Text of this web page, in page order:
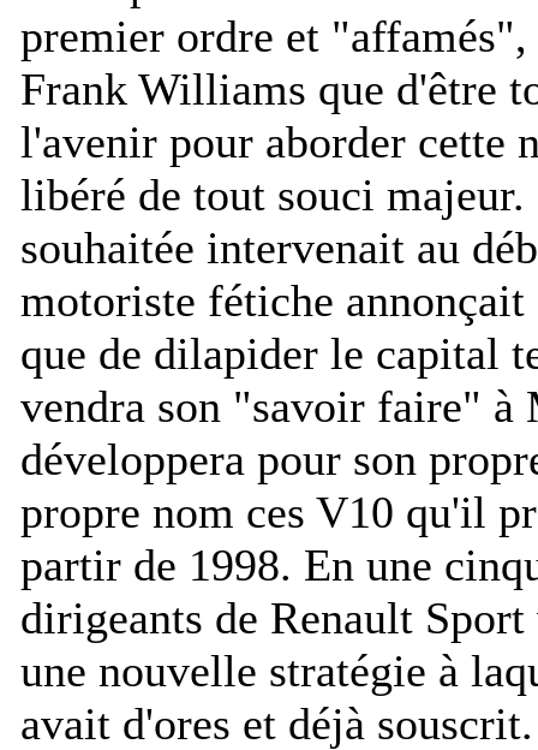
premier ordre et
Frank Williams que d'être
l'avenir pour aborder cette
libéré de tout souci
souhaitée intervenait au
motoriste fétiche
que de dilapider le capital
vendra son "savoir faire" à
développera pour son
propre nom ces V10 qu'il
partir de 1998. En une
dirigeants de Renault
une nouvelle stratégie à
avait d'ores et déjà souscrit.